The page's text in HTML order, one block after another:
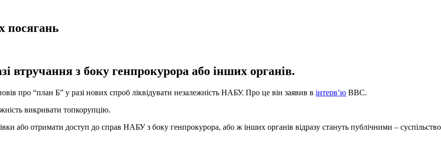
посягань
втручання з боку генпрокурора або інших органів.
про “план Б” у разі нових спроб ліквідувати незалежність НАБУ. Про це він заявив в інтервʼю BBC.
викривати топкорупцію.
або отримати доступ до справ НАБУ з боку генпрокурора, або ж інших органів відразу стануть публічними – суспільство